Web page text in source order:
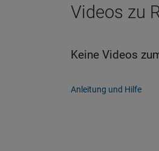
Videos zu
Keine Videos
Anleitung und Hilfe